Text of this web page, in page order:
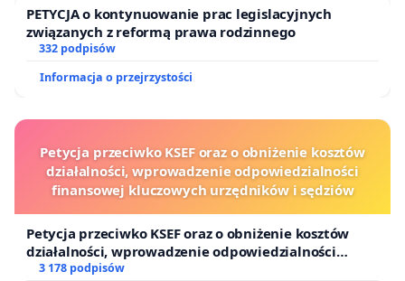
Podobnie jak wszelkie wypowiedzi polityków
nawołujące do resetu, zwłaszcza ze strony
Władysława Kosiniaka-Kamysza. Uznajemy te
antagonizmy społeczne w tej jakże trudnej sprawie.
Zgodnie z wieloletnią praktyką procesu
projektowego GDDKiA przygotowała w 2022 r.
PETYCJA o kontynuowanie prac legislacyjnych
związanych z reformą prawa rodzinnego
332 podpisów
Informacja o przejrzystości
Petycja przeciwko KSEF oraz o obniżenie kosztów
działalności, wprowadzenie odpowiedzialności
finansowej kluczowych urzędników i sędziów
Petycja przeciwko KSEF oraz o obniżenie kosztów
działalności, wprowadzenie odpowiedzialności
finansowej kluczowych urzędników i sędziów
3 178 podpisów